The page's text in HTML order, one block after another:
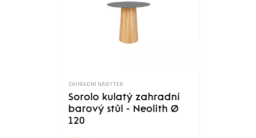
ZAHRADNÍ NÁBYTEK
Sorolo kulatý zahradní
barový stůl - Neolith Ø
120